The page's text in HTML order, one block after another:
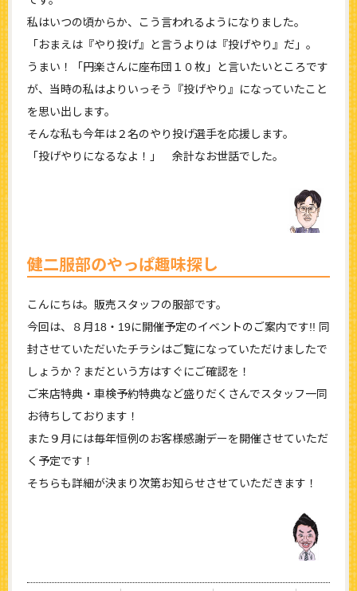
私はいつの頃からか、こう言われるようになりました。
「おまえは『やり投げ』と言うよりは『投げやり』だ」。
うまい！「円楽さんに座布団１０枚」と言いたいところです
が、当時の私はよりいっそう『投げやり』になっていたこと
を思い出します。
そんな私も今年は２名のやり投げ選手を応援します。
「投げやりになるなよ！」 余計なお世話でした。
健二服部のやっぱ趣味探し
こんにちは。販売スタッフの服部です。
今回は、８月18・19に開催予定のイベントのご案内です!! 同
封させていただいたチラシはご覧になっていただけましたで
しょうか？まだという方はすぐにご確認を！
ご来店特典・車検予約特典など盛りだくさんでスタッフ一同
お待ちしております！
また９月には毎年恒例のお客様感謝デーを開催させていただ
く予定です！
そちらも詳細が決まり次第お知らせさせていただきます！